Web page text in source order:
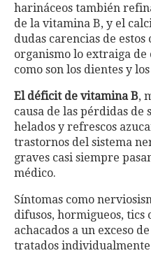
harináceos también
de la vitamina B, y el
dudas carencias de
organismo lo extraiga
como son los dientes y los
El déficit de vitamina B,
causa de las pérdidas de
helados y refrescos
trastornos del sistema
graves casi siempre
médico.
Síntomas como
difusos, hormigueos, tics
achacados a un exceso
tratados